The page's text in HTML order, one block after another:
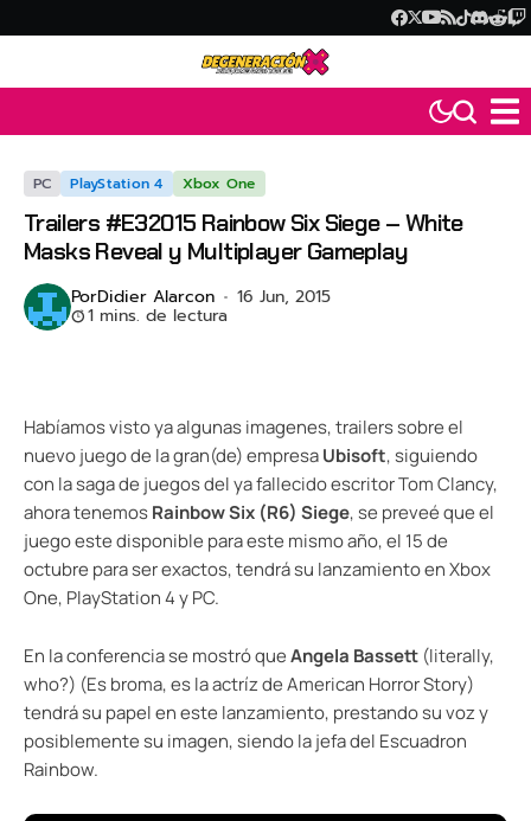
PC PlayStation 4 Xbox One
Trailers #E32015 Rainbow Six Siege – White
Masks Reveal y Multiplayer Gameplay
PorDidier Alarcon 16 Jun, 2015
1 mins. de lectura
Habíamos visto ya algunas imagenes, trailers sobre el
nuevo juego de la gran(de) empresaUbisoft, siguiendo
con la saga de juegos del ya fallecido escritor Tom Clancy,
ahora tenemosRainbow Six (R6) Siege, se preveé que el
juego este disponible para este mismo año, el 15 de
octubre para ser exactos, tendrá su lanzamiento en Xbox
One, PlayStation 4 y PC.
En la conferencia se mostró queAngela Bassett (literally,
who?) (Es broma, es la actríz de American Horror Story)
tendrá su papel en este lanzamiento, prestando su voz y
posiblemente su imagen, siendo la jefa del Escuadron
Rainbow.